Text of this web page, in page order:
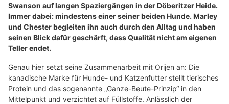
Swanson auf langen Spaziergängen in der Döberitzer Heide.
Immer dabei: mindestens einer seiner beiden Hunde. Marley
und Chester begleiten ihn auch durch den Alltag und haben
seinen Blick dafür geschärft, dass Qualität nicht am eigenen
Teller endet.
Genau hier setzt seine Zusammenarbeit mit Orijen an: Die
kanadische Marke für Hunde- und Katzenfutter stellt tierisches
Protein und das sogenannte „Ganze-Beute-Prinzip“ in den
Mittelpunkt und verzichtet auf Füllstoffe. Anlässlich der